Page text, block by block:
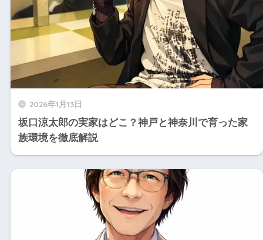
2026年1月13日
坂口涼太郎の実家はどこ？神戸と神奈川で育った家
族環境を徹底解説